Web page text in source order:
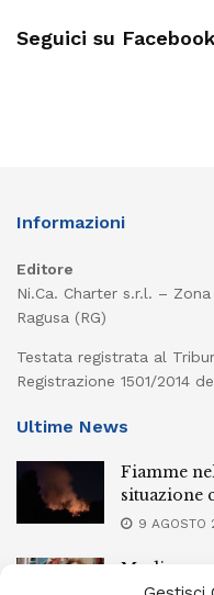
Seguici su Facebook
Informazioni
Editore
Ni.Ca. Charter s.r.l. –
Ragusa (RG)
Testata registrata al
Registrazione 1501/2014
Ultime News
Fiamme
situazione
9 AGOSTO
Modica,